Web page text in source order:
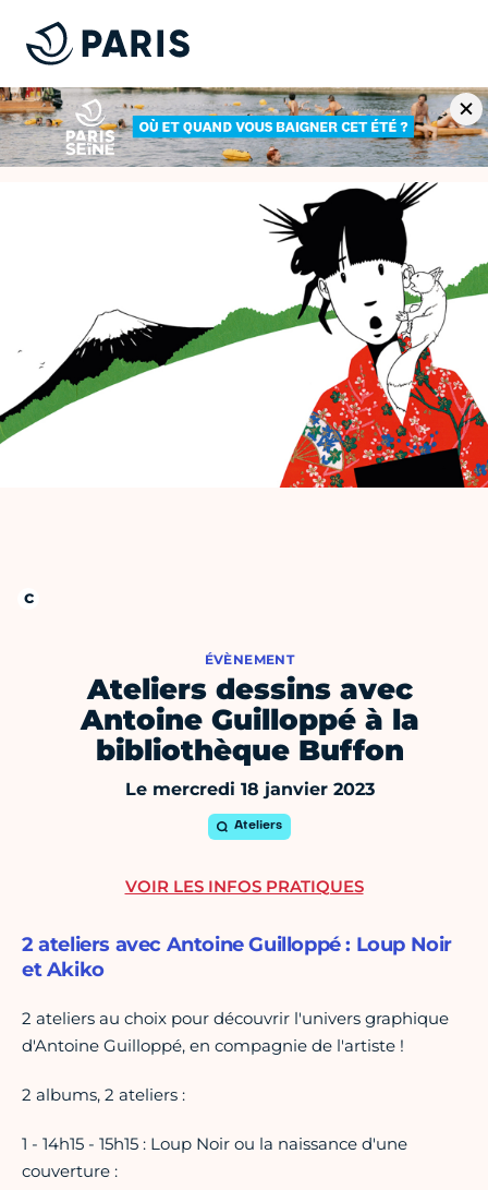
ÉVÈNEMENT
Ateliers dessins avec
Antoine Guilloppé à la
bibliothèque Buffon
Le mercredi 18 janvier 2023
Ateliers
2 ateliers avec Antoine Guilloppé : Loup Noir
et Akiko
2 ateliers au choix pour découvrir l'univers graphique
d'Antoine Guilloppé, en compagnie de l'artiste !
2 albums, 2 ateliers :
1 - 14h15 - 15h15 : Loup Noir ou la naissance d'une
couverture :
VOIR LES INFOS PRATIQUES